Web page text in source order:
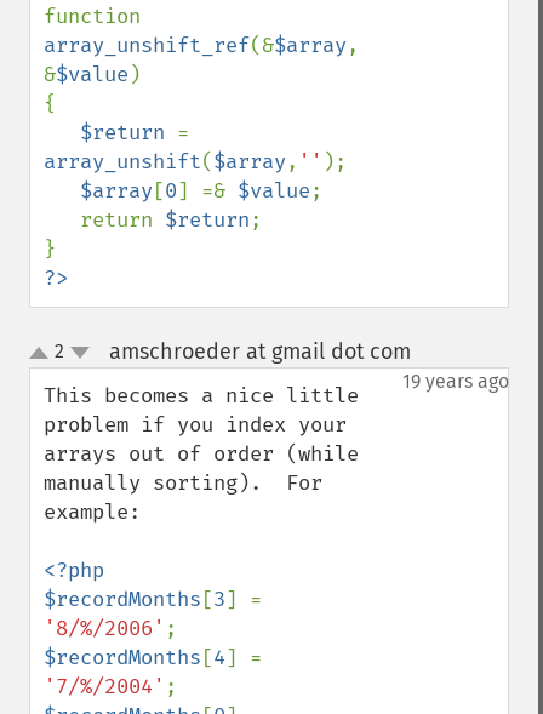
array_unshift_ref(&$array,
&$value )
{
$return
array_unshift($array, '' );
$array [0] =& $value;
   return
$return;
?>
up
down
2 amschroeder at gmail dot com
19 years ago
This becomes a nice little
problem if you index your
arrays out of order (while
manually sorting).  For
example:
<?php
$recordMonths [3
'8/%/2006'
$recordMonths [4
'7/%/2004'